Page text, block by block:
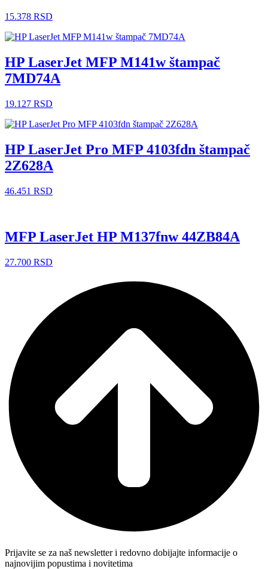
15.378 RSD
HP LaserJet MFP M141w štampač
7MD74A
19.127 RSD
HP LaserJet Pro MFP 4103fdn štampač
2Z628A
46.451 RSD
MFP LaserJet HP M137fnw 44ZB84A
27.700 RSD
Prijavite se za naš newsletter i redovno dobijajte informacije o
najnovijim popustima i novitetima